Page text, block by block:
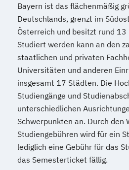
Programmieren in C/C++
Projektmanagement
Prozessmanager*in
Psycholgische*r
Recruiter*in
Referent*in Interkulturelle
Referent*in International
Communication English
Referent*in International
Communication English/
Referent*in
Bayern ist das flächenmäßig
Deutschlands, grenzt im
Österreich und besitzt rund 13
Studiert werden kann an den
staatlichen und privaten
Universitäten und anderen
insgesamt 17 Städten. Die
Studiengänge und
unterschiedlichen
Schwerpunkten an. Durch den
Studiengebühren wird für ein
lediglich eine Gebühr für das
das Semesterticket fällig.